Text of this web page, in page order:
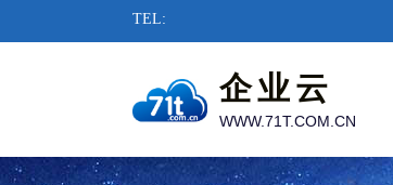
TEL:
企业云
WWW.71T.COM.CN